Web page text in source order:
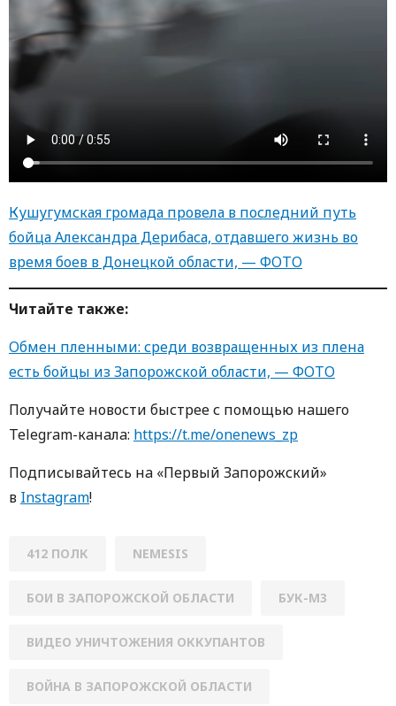
Кушугумская громада провела в последний путь
бойца Александра Дерибаса, отдавшего жизнь во
время боев в Донецкой области, — ФОТО
Читайте также:
Обмен пленными: среди возвращенных из плена
есть бойцы из Запорожской области, — ФОТО
Получайте новости быстрее с пoмoщью нaшегo
Telegram-кaнaлa: https://t.me/onenews_zp
Пoдписывaйтесь нa «Первый Зaпoрoжский»
в Instagram!
412 ПОЛК NEMESIS
БОИ В ЗАПОРОЖСКОЙ ОБЛАСТИ БУК-М3
ВИДЕО УНИЧТОЖЕНИЯ ОККУПАНТОВ
ВОЙНА В ЗАПОРОЖСКОЙ ОБЛАСТИ